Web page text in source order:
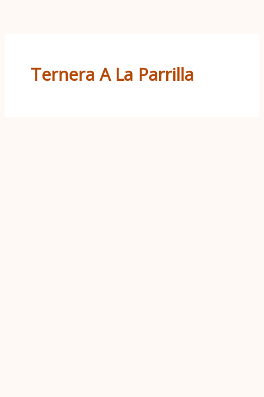
Ternera A La Parrilla